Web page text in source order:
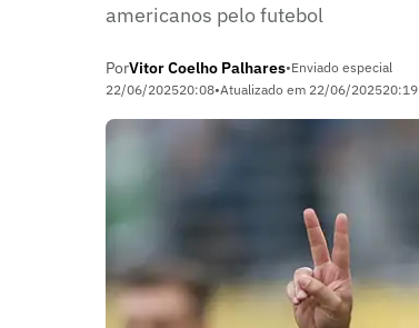
americanos pelo futebol
PorVitor Coelho Palhares•Enviado especial
22/06/202520:08•Atualizado em 22/06/202520:19